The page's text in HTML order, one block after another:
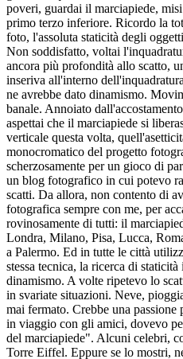
poveri, guardai il marciapiede,
primo terzo inferiore. Ricordo la
foto, l'assoluta staticità degli
Non soddisfatto, voltai
ancora più profondità allo scatto,
inseriva all'interno
ne avrebbe dato dinamismo.
banale. Annoiato
aspettai che il marciapiede si
verticale questa volta,
monocromatico del progetto
scherzosamente per un gioco di
un blog fotografico in cui potevo
scatti. Da allora, non contento di
fotografica sempre con me, per
rovinosamente di tutti: il
Londra, Milano, Pisa, Lucca,
a Palermo. Ed in tutte le città
stessa tecnica, la ricerca di
dinamismo. A volte ripetevo lo
in svariate situazioni. Neve,
mai fermato. Crebbe una passione
in viaggio con gli amici, dovevo
del marciapiede". Alcuni celebri,
Torre Eiffel. Eppure se lo mostri,